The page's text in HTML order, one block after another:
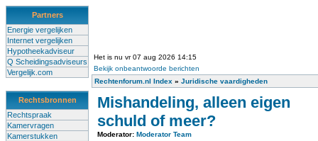
Partners
Energie vergelijken
Internet vergelijken
Hypotheekadviseur
Q Scheidingsadviseurs
Vergelijk.com
Rechtsbronnen
Rechtspraak
Kamervragen
Kamerstukken
Het is nu vr 07 aug 2026 14:15
Bekijk onbeantwoorde berichten
Rechtenforum.nl Index » Juridische vaardigheden
Mishandeling, alleen eigen
schuld of meer?
Moderator: Moderator Team